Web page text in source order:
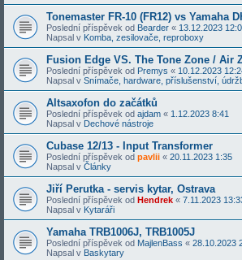
Tonemaster FR-10 (FR12) vs Yamaha
Poslední příspěvek od Bearder « 13.12.2023
Napsal v Komba, zesilovače, reproboxy
Fusion Edge VS. The Tone Zone / Air
Poslední příspěvek od Premys « 10.12.2023
Napsal v Snímače, hardware, příslušenství,
Altsaxofon do začátků
Poslední příspěvek od ajdam « 1.12.2023 8:41
Napsal v Dechové nástroje
Cubase 12/13 - Input Transformer
Poslední příspěvek od pavlii « 20.11.2023 1:35
Napsal v Články
Jiří Perutka - servis kytar, Ostrava
Poslední příspěvek od Hendrek « 7.11.2023
Napsal v Kytaráři
Yamaha TRB1006J, TRB1005J
Poslední příspěvek od MajlenBass « 28.10.2023
Napsal v Baskytary